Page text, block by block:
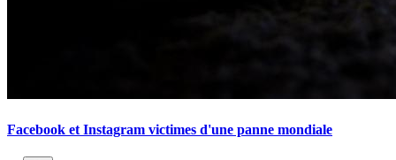
Facebook et Instagram victimes d'une panne mondiale